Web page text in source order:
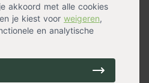
akkoord met alle cookies
je kiest voor weigeren,
en analytische
plaatsen? Dat kan!
is verkrijgbaar in diverse
schutting heb je
nodig.